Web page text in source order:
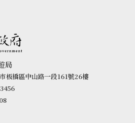
局
板橋區中山路一段161號26樓